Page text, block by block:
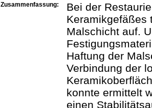
Zusammenfassung:
Bei der
Keramikgefäßes
Malschicht auf.
Haftung der
Verbindung der
konnte ermittelt
einen